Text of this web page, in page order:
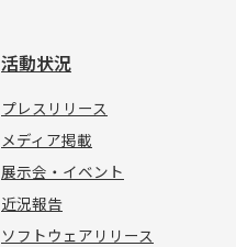
活動状況
プレスリリース
メディア掲載
展示会・イベント
近況報告
ソフトウェアリリース